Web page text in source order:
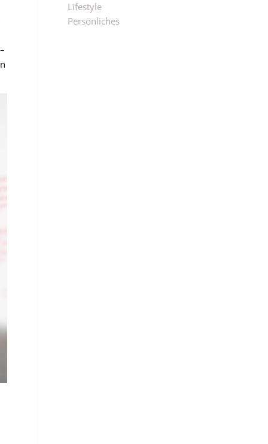
–
Lifestyle
Persönliches